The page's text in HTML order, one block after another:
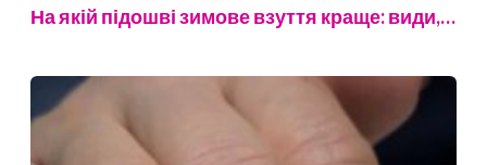
На якій підошві зимове взуття краще: види,…